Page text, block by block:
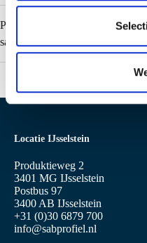
l
e
c
Populaire kleuren Colorcoat
sandwichpanelen)
Locatie IJsselstein
Produktieweg 2
3401 MG IJsselstein
Postbus 97
3400 AB IJsselstein
+31 (0)30 6879 700
info@sabprofiel.nl